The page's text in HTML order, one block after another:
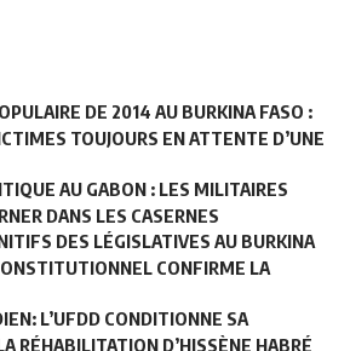
DE 2014 AU BURKINA FASO :
TOUJOURS EN ATTENTE D’UNE
AU GABON : LES MILITAIRES
DANS LES CASERNES
DES LÉGISLATIVES AU BURKINA
CONFIRME LA
L’UFDD CONDITIONNE SA
RÉHABILITATION D’HISSÈNE HABRÉ